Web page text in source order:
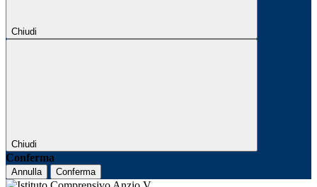
Chiudi
Chiudi
Conferma
Annulla Conferma